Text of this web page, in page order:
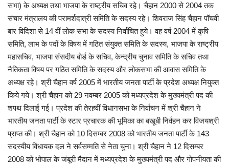
सभा) के अध्यक्ष तथा भाजपा के राष्ट्रीय सचिव रहे। चैहान 2000 से 2004 तक
संचार मंत्रालय की परामर्शदात्री समिति के सदस्य रहे। शिवराज सिंह चैहान पॉचवी
बार विदिशा से 14 वीं लोक सभा के सदस्य निर्वाचित हुये। वह वर्ष 2004 में कृषि
समिति, लाभ के पदों के विषय में गठित संयुक्त समिति के सदस्य, भाजपा के राष्ट्रीय
महासचिव, भाजपा संसदीय बोर्ड के सचिव, केन्द्रीय चुनाव समिति के सचिव तथा
नैतिकता विषय पर गठित समिति के सदस्य और लोकसभा की आवास समिति के
अध्यक्ष रहे। श्री चैहान वर्ष 2005 में भारतीय जनता पार्टी के प्रदेश अध्यक्ष नियुक्त
किये गये। श्री चैहान को 29 नवम्बर 2005 को मध्यप्रदेश के मुख्यमंत्री पद की
शपथ दिलाई गई। प्रदेश की तेरहवीं विधानसभा के निर्वाचन में श्री चैहान ने
भारतीय जनता पार्टी के स्टार प्रचारक की भूमिका का बखूबी निर्वहन कर विजयश्री
प्राप्त की। श्री चैहान को 10 दिसम्बर 2008 को भारतीय जनता पार्टी के 143
सदस्यीय विधायक दल ने सर्वसम्मति से नेता चुना। श्री चैहान ने 12 दिसम्बर
2008 को भोपाल के जंबूरी मैदान में मध्यप्रदेश के मुख्यमंत्री पद और गोपनीयता की